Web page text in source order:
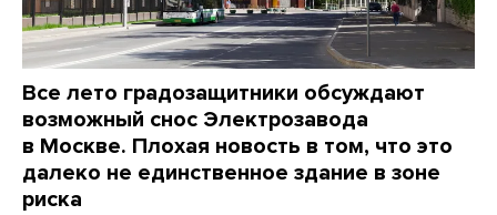
Все лето градозащитники обсуждают
возможный снос Электрозавода
в Москве. Плохая новость в том, что это
далеко не единственное здание в зоне
риска